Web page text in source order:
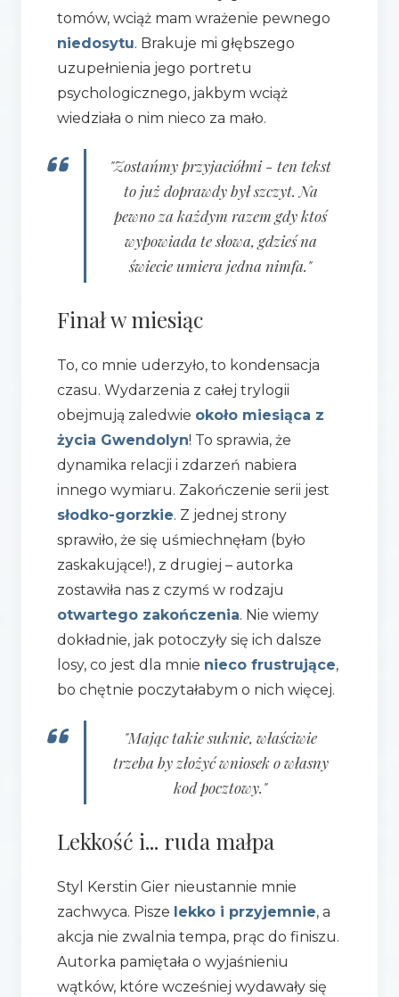
tomów, wciąż mam wrażenie pewnego
niedosytu. Brakuje mi głębszego
uzupełnienia jego portretu
psychologicznego, jakbym wciąż
wiedziała o nim nieco za mało.
"Zostańmy przyjaciółmi - ten tekst
to już doprawdy był szczyt. Na
pewno za każdym razem gdy ktoś
wypowiada te słowa, gdzieś na
świecie umiera jedna nimfa."
Finał w miesiąc
To, co mnie uderzyło, to kondensacja
czasu. Wydarzenia z całej trylogii
obejmują zaledwie około miesiąca z
życia Gwendolyn! To sprawia, że
dynamika relacji i zdarzeń nabiera
innego wymiaru. Zakończenie serii jest
słodko-gorzkie. Z jednej strony
sprawiło, że się uśmiechnęłam (było
zaskakujące!), z drugiej – autorka
zostawiła nas z czymś w rodzaju
otwartego zakończenia. Nie wiemy
dokładnie, jak potoczyły się ich dalsze
losy, co jest dla mnie nieco frustrujące,
bo chętnie poczytałabym o nich więcej.
"Mając takie suknie, właściwie
trzeba by złożyć wniosek o własny
kod pocztowy."
Lekkość i... ruda małpa
Styl Kerstin Gier nieustannie mnie
zachwyca. Pisze lekko i przyjemnie, a
akcja nie zwalnia tempa, prąc do finiszu.
Autorka pamiętała o wyjaśnieniu
wątków, które wcześniej wydawały się